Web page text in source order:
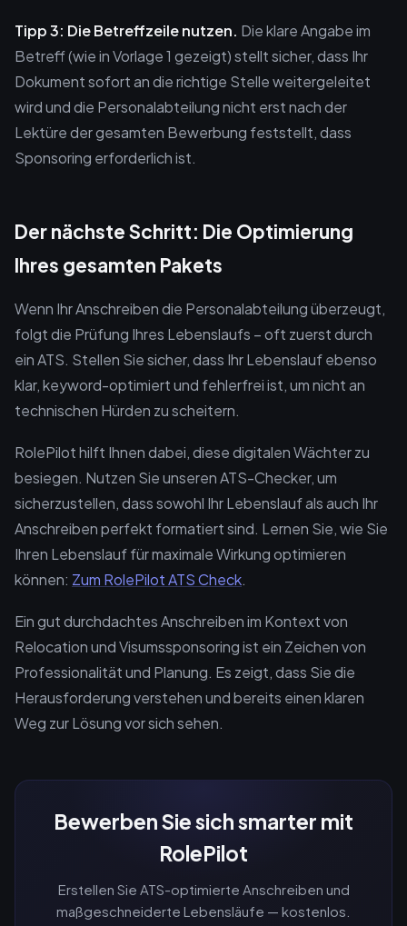
Tipp 3: Die Betreffzeile nutzen. Die klare Angabe im
Betreff (wie in Vorlage 1 gezeigt) stellt sicher, dass Ihr
Dokument sofort an die richtige Stelle weitergeleitet
wird und die Personalabteilung nicht erst nach der
Lektüre der gesamten Bewerbung feststellt, dass
Sponsoring erforderlich ist.
Der nächste Schritt: Die Optimierung
Ihres gesamten Pakets
Wenn Ihr Anschreiben die Personalabteilung überzeugt,
folgt die Prüfung Ihres Lebenslaufs – oft zuerst durch
ein ATS. Stellen Sie sicher, dass Ihr Lebenslauf ebenso
klar, keyword-optimiert und fehlerfrei ist, um nicht an
technischen Hürden zu scheitern.
RolePilot hilft Ihnen dabei, diese digitalen Wächter zu
besiegen. Nutzen Sie unseren ATS-Checker, um
sicherzustellen, dass sowohl Ihr Lebenslauf als auch Ihr
Anschreiben perfekt formatiert sind. Lernen Sie, wie Sie
Ihren Lebenslauf für maximale Wirkung optimieren
können: Zum RolePilot ATS Check.
Ein gut durchdachtes Anschreiben im Kontext von
Relocation und Visumssponsoring ist ein Zeichen von
Professionalität und Planung. Es zeigt, dass Sie die
Herausforderung verstehen und bereits einen klaren
Weg zur Lösung vor sich sehen.
Bewerben Sie sich smarter mit
RolePilot
Erstellen Sie ATS-optimierte Anschreiben und
maßgeschneiderte Lebensläufe — kostenlos.